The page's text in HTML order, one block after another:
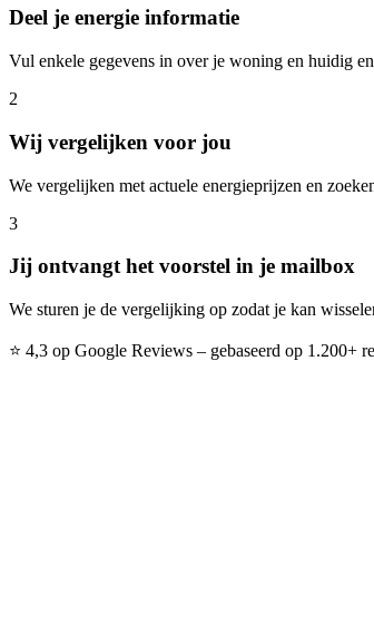
Deel je energie informatie
Vul enkele gegevens in over je woning en huidig
2
Wij vergelijken voor jou
We vergelijken met actuele energieprijzen en
3
Jij ontvangt het voorstel in je mailbox
We sturen je de vergelijking op zodat je kan
⭐ 4,3 op Google Reviews – gebaseerd op 1.200+